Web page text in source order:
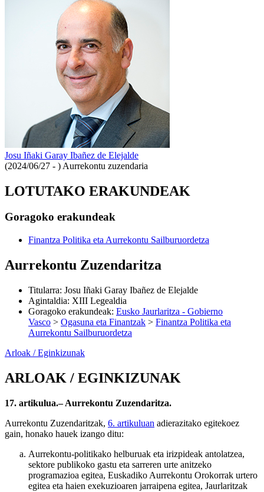
Josu Iñaki Garay Ibañez de Elejalde
(2024/06/27 - ) Aurrekontu zuzendaria
LOTUTAKO ERAKUNDEAK
Goragoko erakundeak
Finantza Politika eta Aurrekontu Sailburuordetza
Aurrekontu Zuzendaritza
Titularra: Josu Iñaki Garay Ibañez de Elejalde
Agintaldia: XIII Legealdia
Goragoko erakundeak: Eusko Jaurlaritza - Gobierno
Vasco > Ogasuna eta Finantzak > Finantza Politika eta
Aurrekontu Sailburuordetza
Arloak / Eginkizunak
ARLOAK / EGINKIZUNAK
17. artikulua.– Aurrekontu Zuzendaritza.
Aurrekontu Zuzendaritzak, 6. artikuluan adierazitako egitekoez
gain, honako hauek izango ditu:
Aurrekontu-politikako helburuak eta irizpideak antolatzea,
sektore publikoko gastu eta sarreren urte anitzeko
programazioa egitea, Euskadiko Aurrekontu Orokorrak urtero
egitea eta haien exekuzioaren jarraipena egitea, Jaurlaritzak